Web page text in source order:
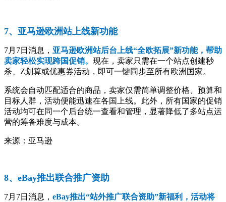
7、亚马逊欧洲站上线新功能
7月7日消息， 亚马逊欧洲站后台上线“全欧拓展”新功能，帮助
卖家轻松实现跨国促销。 现在，卖家只需在一个站点创建秒
杀、Z划算或优惠券活动，即可一键同步至所有欧洲国家。
系统会自动匹配适合的商品，卖家仅需简单调整价格、预算和
目标人群，活动便能迅速在各国上线。此外，所有国家的促销
活动均可在同一个后台统一查看和管理，显著降低了多站点运
营的筹备难度与成本。
来源：亚马逊
8、eBay推出联合推广资助
7月7日消息， eBay推出“站外推广联合资助”新福利，活动将